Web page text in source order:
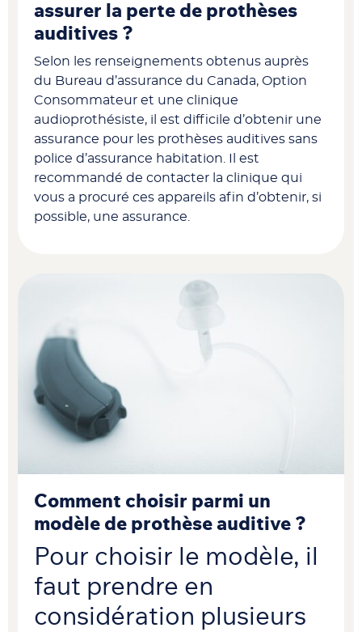
assurer la perte de prothèses
auditives ?
Selon les renseignements obtenus auprès
du Bureau d’assurance du Canada, Option
Consommateur et une clinique
audioprothésiste, il est difficile d’obtenir une
assurance pour les prothèses auditives sans
police d’assurance habitation. Il est
recommandé de contacter la clinique qui
vous a procuré ces appareils afin d’obtenir, si
possible, une assurance.
Comment choisir parmi un
modèle de prothèse auditive ?
Pour choisir le modèle, il
faut prendre en
considération plusieurs